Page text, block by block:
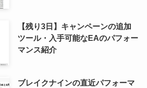
【残り3日】キャンペーンの追加
ツール・入手可能なEAのパフォー
マンス紹介
ブレイクナインの直近パフォーマ